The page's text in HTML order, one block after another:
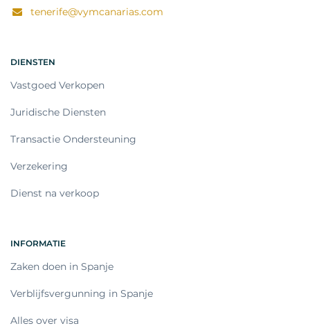
tenerife@vymcanarias.com
DIENSTEN
Vastgoed Verkopen
Juridische Diensten
Transactie Ondersteuning
Verzekering
Dienst na verkoop
INFORMATIE
Zaken doen in Spanje
Verblijfsvergunning in Spanje
Alles over visa